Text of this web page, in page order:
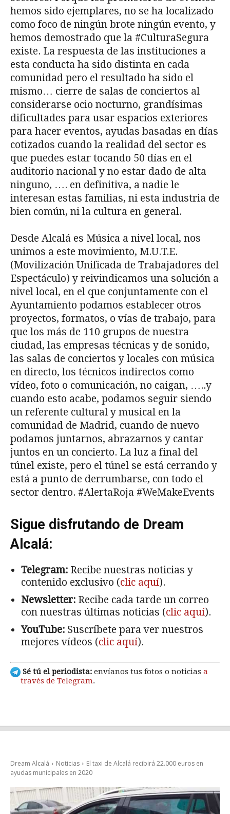
hemos sido ejemplares, no se ha localizado
como foco de ningún brote ningún evento, y
hemos demostrado que la #CulturaSegura
existe. La respuesta de las instituciones a
esta conducta ha sido distinta en cada
comunidad pero el resultado ha sido el
mismo… cierre de salas de conciertos al
considerarse ocio nocturno, grandísimas
dificultades para usar espacios exteriores
para hacer eventos, ayudas basadas en días
cotizados cuando la realidad del sector es
que puedes estar tocando 50 días en el
auditorio nacional y no estar dado de alta
ninguno, …. en definitiva, a nadie le
interesan estas familias, ni esta industria de
bien común, ni la cultura en general.
Desde Alcalá es Música a nivel local, nos
unimos a este movimiento, M.U.T.E.
(Movilización Unificada de Trabajadores del
Espectáculo) y reivindicamos una solución a
nivel local, en el que conjuntamente con el
Ayuntamiento podamos establecer otros
proyectos, formatos, o vías de trabajo, para
que los más de 110 grupos de nuestra
ciudad, las empresas técnicas y de sonido,
las salas de conciertos y locales con música
en directo, los técnicos indirectos como
vídeo, foto o comunicación, no caigan, …..y
cuando esto acabe, podamos seguir siendo
un referente cultural y musical en la
comunidad de Madrid, cuando de nuevo
podamos juntarnos, abrazarnos y cantar
juntos en un concierto. La luz a final del
túnel existe, pero el túnel se está cerrando y
está a punto de derrumbarse, con todo el
sector dentro. #AlertaRoja #WeMakeEvents
Sigue disfrutando de Dream
Alcalá:
Telegram: Recibe nuestras noticias y
contenido exclusivo (clic aquí).
Newsletter: Recibe cada tarde un correo
con nuestras últimas noticias (clic aquí).
YouTube: Suscríbete para ver nuestros
mejores vídeos (clic aquí).
Sé tú el periodista: envíanos tus fotos o noticias a
través de Telegram.